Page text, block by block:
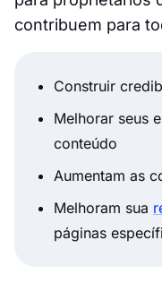
contribuem para
Construir
Melhorar seus
conteúdo
Aumentam as
Melhoram sua
páginas